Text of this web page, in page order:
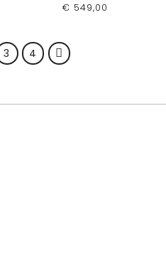
€ 549,00
3 4